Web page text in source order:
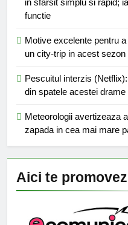
in sfarsit simplu si rapid;
functie
Motive excelente pentru
un city-trip in acest sezon
Pescuitul interzis
din spatele acestei
Meteorologii avertizeaza
zapada in cea mai mare
Aici te